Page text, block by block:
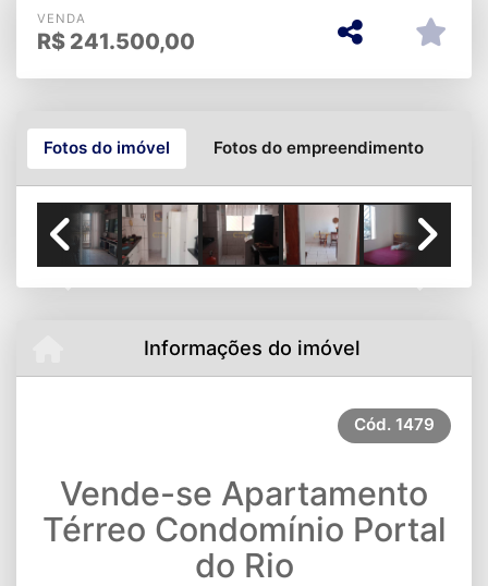
VENDA
R$ 241.500,00
Fotos do imóvel Fotos do empreendimento
Informações do imóvel
Cód. 1479
Vende-se Apartamento
Térreo Condomínio Portal
do Rio